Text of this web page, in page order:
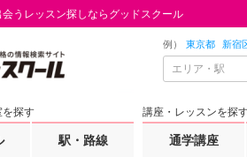
うレッスン探しならグッドスクール
例） 東京都 新宿
を探す
駅・路線
講座・レッスンを探
通学講座